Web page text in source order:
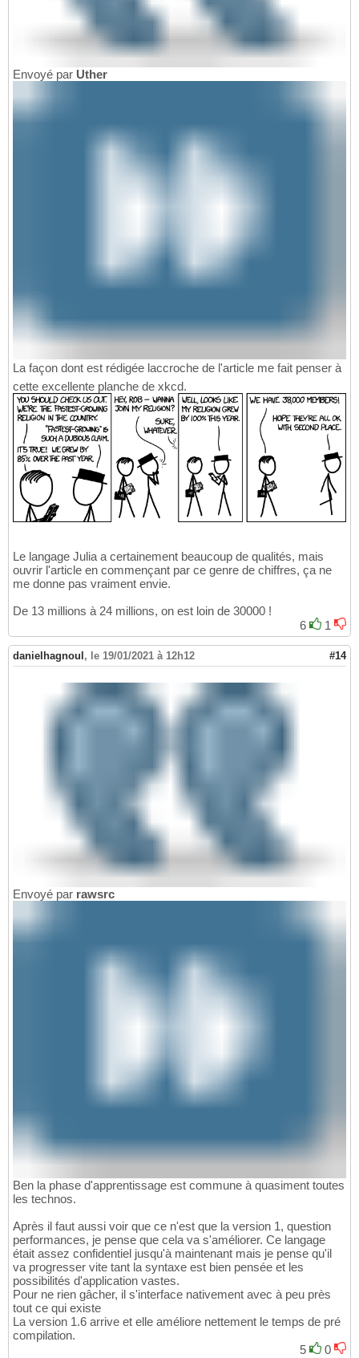
Envoyé par Uther
La façon dont est rédigée laccroche de l'article me fait penser à
cette excellente planche de xkcd.
Le langage Julia a certainement beaucoup de qualités, mais
ouvrir l'article en commençant par ce genre de chiffres, ça ne
me donne pas vraiment envie.
De 13 millions à 24 millions, on est loin de 30000 !
6
1
danielhagnoul , le 19/01/2021 à 12h12 #14
Envoyé par rawsrc
Ben la phase d'apprentissage est commune à quasiment toutes
les technos.
Après il faut aussi voir que ce n'est que la version 1, question
performances, je pense que cela va s'améliorer. Ce langage
était assez confidentiel jusqu'à maintenant mais je pense qu'il
va progresser vite tant la syntaxe est bien pensée et les
possibilités d'application vastes.
Pour ne rien gâcher, il s'interface nativement avec à peu près
tout ce qui existe
La version 1.6 arrive et elle améliore nettement le temps de pré
compilation.
5
0